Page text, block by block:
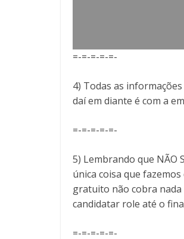
=-=-=-=-=-
4) Todas as
daí em diante é com a
=-=-=-=-=-
5) Lembrando que NÃO
única coisa que
gratuito não cobra nada
candidatar role até o
=-=-=-=-=-